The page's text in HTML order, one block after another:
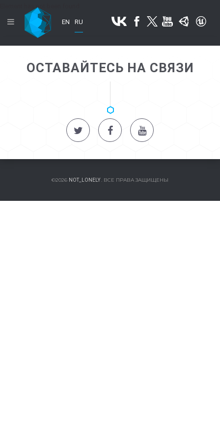
EN RU
Element has not been found.
ОСТАВАЙТЕСЬ НА СВЯЗИ
©2026 NOT_LONELY. ВСЕ ПРАВА ЗАЩИЩЕНЫ